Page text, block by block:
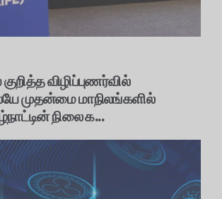
விழிப்புணர்வில்
முதன்மை மாநிலங்களில்
நிலை க...